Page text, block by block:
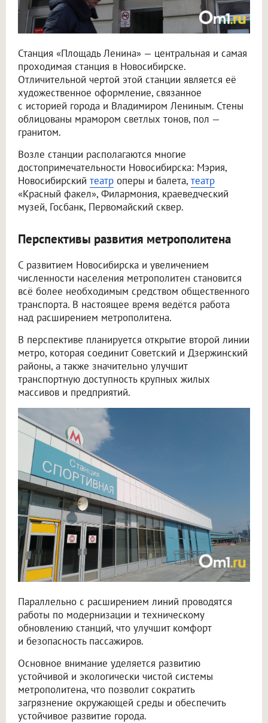
Станция «Площадь Ленина» — центральная и самая
проходимая станция в Новосибирске.
Отличительной чертой этой станции является её
художественное оформление, связанное
с историей города и Владимиром Лениным. Стены
облицованы мрамором светлых тонов, пол —
гранитом.
Возле станции располагаются многие
достопримечательности Новосибирска: Мэрия,
Новосибирский театр оперы и балета, театр
«Красный факел», Филармония, краеведческий
музей, Госбанк, Первомайский сквер.
Перспективы развития метрополитена
С развитием Новосибирска и увеличением
численности населения метрополитен становится
всё более необходимым средством общественного
транспорта. В настоящее время ведётся работа
над расширением метрополитена.
В перспективе планируется открытие второй линии
метро, которая соединит Советский и Дзержинский
районы, а также значительно улучшит
транспортную доступность крупных жилых
массивов и предприятий.
Параллельно с расширением линий проводятся
работы по модернизации и техническому
обновлению станций, что улучшит комфорт
и безопасность пассажиров.
Основное внимание уделяется развитию
устойчивой и экологически чистой системы
метрополитена, что позволит сократить
загрязнение окружающей среды и обеспечить
устойчивое развитие города.